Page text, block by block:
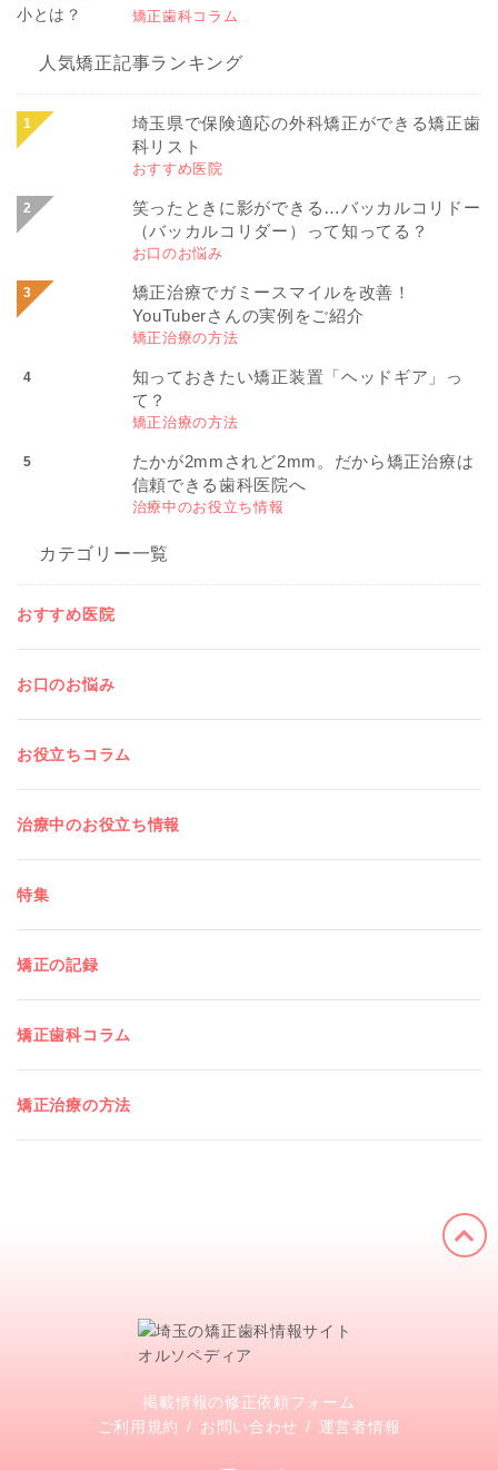
矯正歯科コラム
人気矯正記事ランキング
埼玉県で保険適応の外科矯正ができる矯正歯
科リスト
おすすめ医院
笑ったときに影ができる…バッカルコリドー
（バッカルコリダー）って知ってる？
お口のお悩み
矯正治療でガミースマイルを改善！
YouTuberさんの実例をご紹介
矯正治療の方法
知っておきたい矯正装置「ヘッドギア」っ
て？
矯正治療の方法
たかが2mmされど2mm。だから矯正治療は
信頼できる歯科医院へ
治療中のお役立ち情報
カテゴリー一覧
おすすめ医院
お口のお悩み
お役立ちコラム
治療中のお役立ち情報
特集
矯正の記録
矯正歯科コラム
矯正治療の方法
掲載情報の修正依頼フォーム
ご利用規約
お問い合わせ 運営者情報